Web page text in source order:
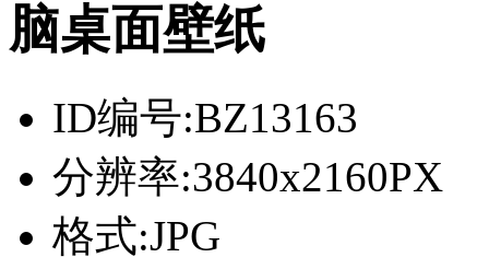
脑桌面壁纸
ID编号:BZ13163
分辨率:3840x2160PX
格式:JPG